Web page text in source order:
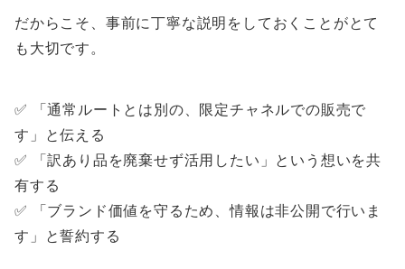
だからこそ、事前に丁寧な説明をしておくことがとて
も大切です。
✅ 「通常ルートとは別の、限定チャネルでの販売で
す」と伝える
✅ 「訳あり品を廃棄せず活用したい」という想いを共
有する
✅ 「ブランド価値を守るため、情報は非公開で行いま
す」と誓約する